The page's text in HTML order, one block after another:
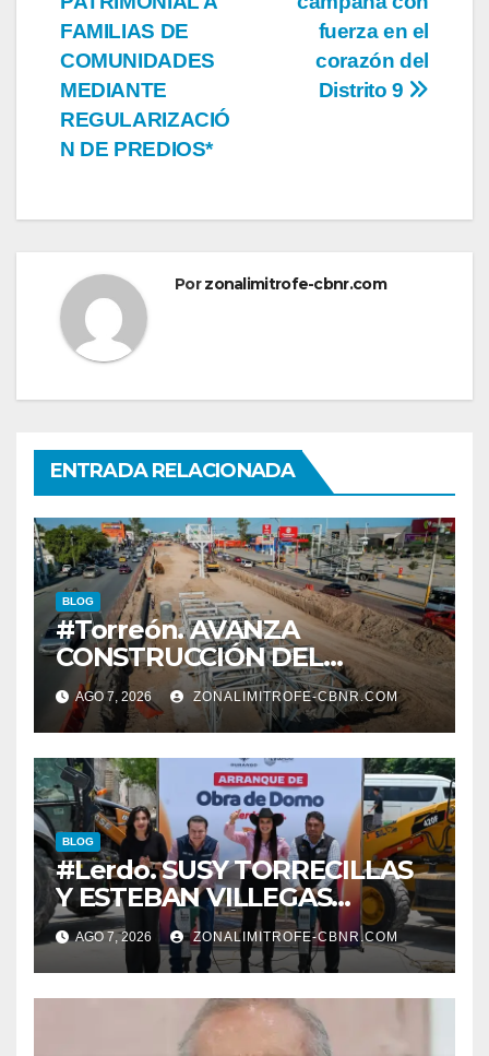
entradas
fuerza en el
corazón del
Distrito 9
FAMILIAS DE
COMUNIDADES
MEDIANTE
REGULARIZACIÓ
N DE PREDIOS*
Porzonalimitrofe-cbnr.com
ENTRADA RELACIONADA
BLOG
#Torreón. AVANZA
CONSTRUCCIÓN DEL
SISTEMA VIAL ORIENTE,
SOBRE BULEVAR
REVOLUCIÓN
AGO 7, 2026 ZONALIMITROFE-CBNR.COM
BLOG
#Lerdo. SUSY TORRECILLAS
Y ESTEBAN VILLEGAS
ENTREGAN TÍTULOS DE
PROPIEDAD A FAMILIAS
LERDENSES Y DAN
ARRANQUE A LA
CONSTRUCCIÓN DE DOMO
AGO 7, 2026 ZONALIMITROFE-CBNR.COM